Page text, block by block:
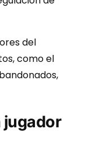
del
como el
jugador